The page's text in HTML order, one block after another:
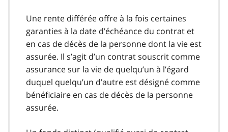
Une rente différée offre à la fois certaines
garanties à la date d’échéance du contrat et
en cas de décès de la personne dont la vie est
assurée. Il s’agit d’un contrat souscrit comme
assurance sur la vie de quelqu’un à l’égard
duquel quelqu’un d’autre est désigné comme
bénéficiaire en cas de décès de la personne
assurée.